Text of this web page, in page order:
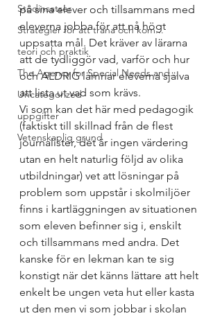
Stödinsatser
Strategier för att träna och kom...
teori och praktik
The Agency for Special Needs and...
Uncategorized
uppgifter
Vetenskaplig grund
på sina elever och tillsammans med
eleverna jobba för att nå högt
uppsatta mål. Det kräver av lärarna
att de tydliggör vad, varför och hur
och ALDRIG lämnar eleverna själva
att lista ut vad som krävs.
Vi som kan det här med pedagogik
(faktiskt till skillnad från de flest
journalister, det är ingen värdering
utan en helt naturlig följd av olika
utbildningar) vet att lösningar på
problem som uppstår i skolmiljöer
finns i kartläggningen av situationen
som eleven befinner sig i, enskilt
och tillsammans med andra. Det
kanske för en lekman kan te sig
konstigt när det känns lättare att helt
enkelt be ungen veta hut eller kasta
ut den men vi som jobbar i skolan